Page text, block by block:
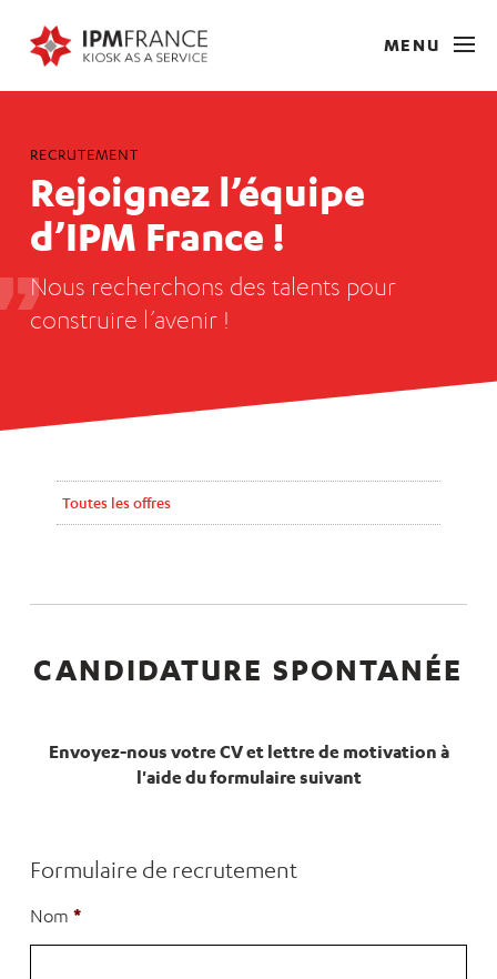
MENU
RECRUTEMENT
Rejoignez l’équipe
d’IPM France !
Nous recherchons des talents pour
construire l’avenir !
Toutes les offres
CANDIDATURE SPONTANÉE
Envoyez-nous votre CV et lettre de motivation à
l'aide du formulaire suivant
Formulaire de recrutement
Nom *